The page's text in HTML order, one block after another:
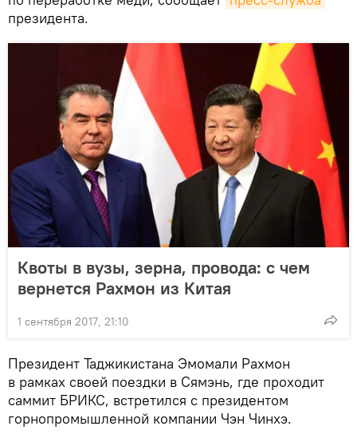
президента.
Квоты в вузы, зерна, провода: с чем
вернется Рахмон из Китая
1 сентября 2017, 21:10
Президент Таджикистана Эмомали Рахмон
в рамках своей поездки в Сямэнь, где проходит
саммит БРИКС, встретился с президентом
горнопромышленной компании Чэн Чинхэ.